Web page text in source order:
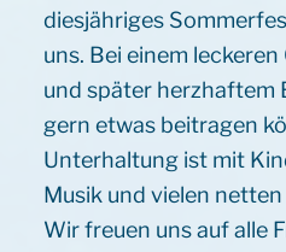
diesjähriges
uns. Bei einem
und später herzhaftem
gern etwas beitragen
Unterhaltung ist mit
Musik und vielen
Wir freuen uns auf alle